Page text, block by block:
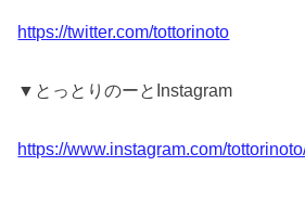
https://twitter.com/tottorinoto
▼とっとりのーとInstagram
https://www.instagram.com/